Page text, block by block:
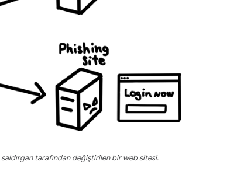
saldırgan tarafından değiştirilen bir web sitesi.